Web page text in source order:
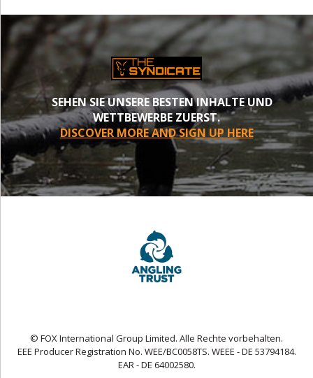
SEHEN SIE UNSERE BESTEN INHALTE UND
WETTBEWERBE ZUERST.
DISCOVER MORE AND SIGN UP HERE
© FOX International Group Limited. Alle Rechte vorbehalten.
EEE Producer Registration No. WEE/BC0058TS. WEEE - DE 53794184.
EAR - DE 64002580.